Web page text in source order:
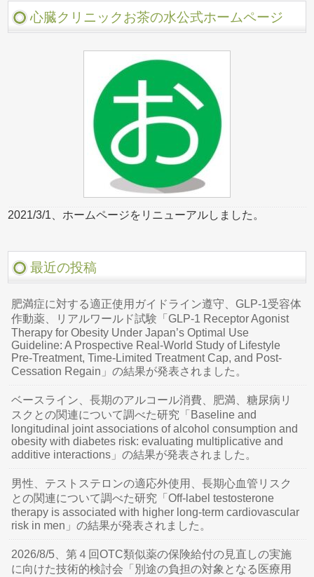
心臓クリニックお茶の水公式ホームページ
2021/3/1、ホームページをリニューアルしました。
最近の投稿
肥満症に対する適正使用ガイドライン遵守、GLP-1受容体
作動薬、リアルワールド試験「GLP-1 Receptor Agonist
Therapy for Obesity Under Japan’s Optimal Use
Guideline: A Prospective Real-World Study of Lifestyle
Pre-Treatment, Time-Limited Treatment Cap, and Post-
Cessation Regain」の結果が発表されました。
ベースライン、長期のアルコール消費、肥満、糖尿病リ
スクとの関連について調べた研究「Baseline and
longitudinal joint associations of alcohol consumption and
obesity with diabetes risk: evaluating multiplicative and
additive interactions」の結果が発表されました。
男性、テストステロンの適応外使用、長期心血管リスク
との関連について調べた研究「Off-label testosterone
therapy is associated with higher long-term cardiovascular
risk in men」の結果が発表されました。
2026/8/5、第４回OTC類似薬の保険給付の見直しの実施
に向けた技術的検討会「別途の負担の対象となる医療用